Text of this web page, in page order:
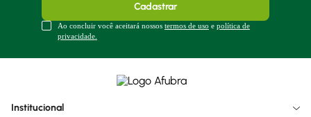
Cadastrar
Ao concluir você aceitará nossos termos de uso e política de
privacidade.
Institucional